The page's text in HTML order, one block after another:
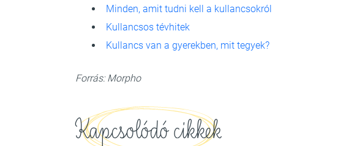
Minden, amit tudni kell a kullancsokról
Kullancsos tévhitek
Kullancs van a gyerekben, mit tegyek?
Forrás: Morpho
Kapcsolódó cikkek